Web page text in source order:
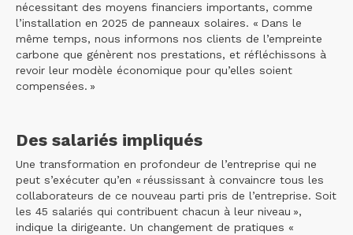
nécessitant des moyens financiers importants, comme
l’installation en 2025 de panneaux solaires. « Dans le
même temps, nous informons nos clients de l’empreinte
carbone que génèrent nos prestations, et réfléchissons à
revoir leur modèle économique pour qu’elles soient
compensées. »
Des salariés impliqués
Une transformation en profondeur de l’entreprise qui ne
peut s’exécuter qu’en « réussissant à convaincre tous les
collaborateurs de ce nouveau parti pris de l’entreprise. Soit
les 45 salariés qui contribuent chacun à leur niveau »,
indique la dirigeante. Un changement de pratiques «